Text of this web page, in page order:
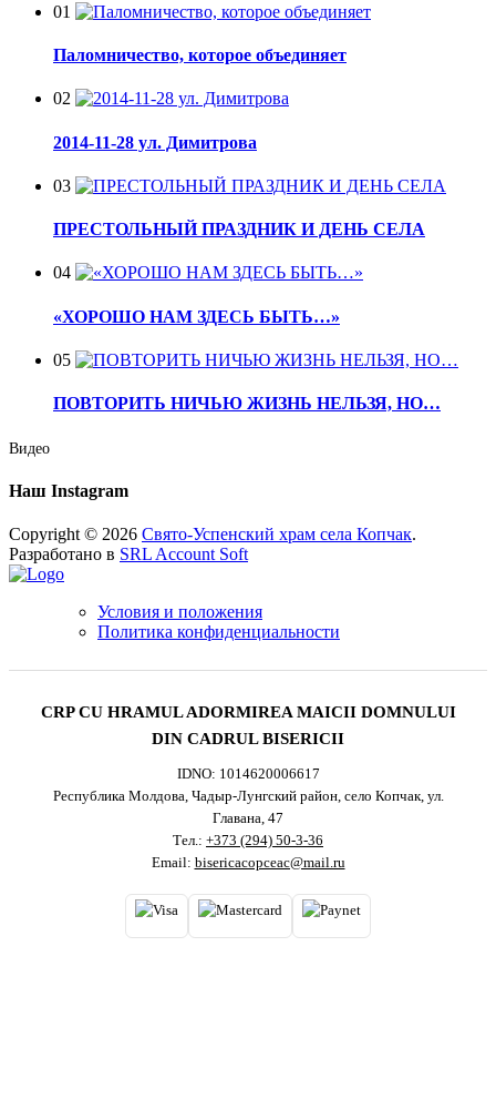
01
Паломничество, которое объединяет
02
2014-11-28 ул. Димитрова
03
ПРЕСТОЛЬНЫЙ ПРАЗДНИК И ДЕНЬ СЕЛА
04
«ХОРОШО НАМ ЗДЕСЬ БЫТЬ…»
05
ПОВТОРИТЬ НИЧЬЮ ЖИЗНЬ НЕЛЬЗЯ, НО…
Видео
Наш Instagram
Copyright © 2026 Свято-Успенский храм села Копчак.
Разработано в SRL Account Soft
Условия и положения
Политика конфиденциальности
CRP CU HRAMUL ADORMIREA MAICII DOMNULUI
DIN CADRUL BISERICII
IDNO: 1014620006617
Республика Молдова, Чадыр-Лунгский район, село Копчак, ул.
Главана, 47
Тел.: +373 (294) 50-3-36
Email: bisericacopceac@mail.ru